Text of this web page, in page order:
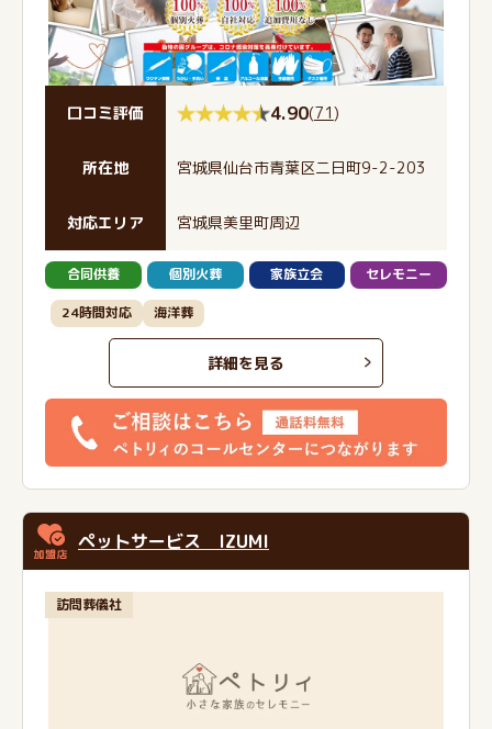
口コミ評価 4.90(71)
所在地 宮城県仙台市青葉区二日町9-2-203
対応エリア 宮城県美里町周辺
合同供養 個別火葬 家族立会 セレモニー
24時間対応 海洋葬
詳細を見る
ペットサービス IZUMI
訪問葬儀社